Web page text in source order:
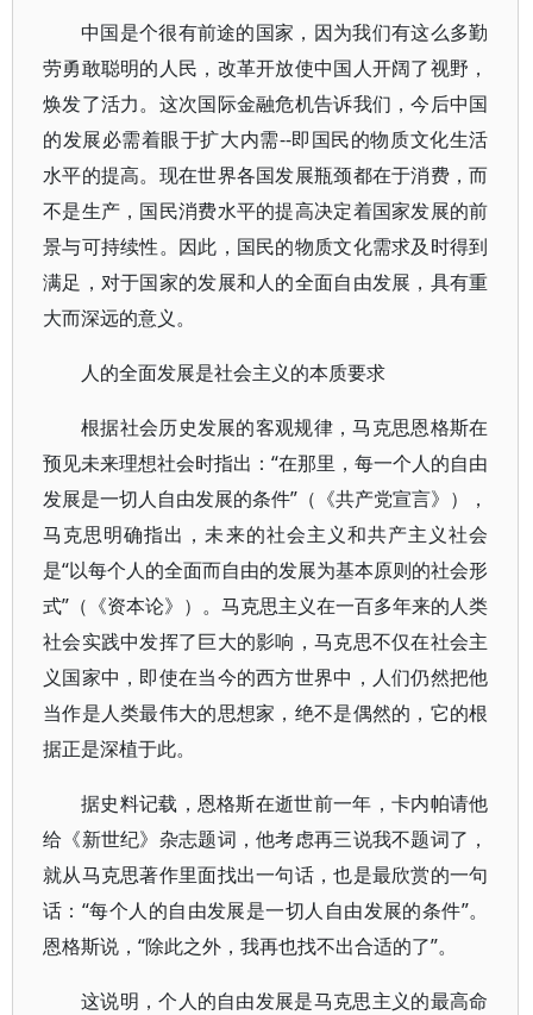
中国是个很有前途的国家，因为我们有这么多勤
劳勇敢聪明的人民，改革开放使中国人开阔了视野，
焕发了活力。这次国际金融危机告诉我们，今后中国
的发展必需着眼于扩大内需--即国民的物质文化生活
水平的提高。现在世界各国发展瓶颈都在于消费，而
不是生产，国民消费水平的提高决定着国家发展的前
景与可持续性。因此，国民的物质文化需求及时得到
满足，对于国家的发展和人的全面自由发展，具有重
大而深远的意义。
人的全面发展是社会主义的本质要求
根据社会历史发展的客观规律，马克思恩格斯在
预见未来理想社会时指出：“在那里，每一个人的自由
发展是一切人自由发展的条件”（《共产党宣言》），
马克思明确指出，未来的社会主义和共产主义社会
是“以每个人的全面而自由的发展为基本原则的社会形
式”（《资本论》）。马克思主义在一百多年来的人类
社会实践中发挥了巨大的影响，马克思不仅在社会主
义国家中，即使在当今的西方世界中，人们仍然把他
当作是人类最伟大的思想家，绝不是偶然的，它的根
据正是深植于此。
据史料记载，恩格斯在逝世前一年，卡内帕请他
给《新世纪》杂志题词，他考虑再三说我不题词了，
就从马克思著作里面找出一句话，也是最欣赏的一句
话：“每个人的自由发展是一切人自由发展的条件”。
恩格斯说，“除此之外，我再也找不出合适的了”。
这说明，个人的自由发展是马克思主义的最高命